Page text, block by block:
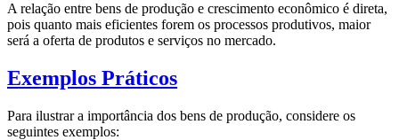
A relação entre bens de produção e crescimento econômico é direta,
pois quanto mais eficientes forem os processos produtivos, maior
será a oferta de produtos e serviços no mercado.
Exemplos Práticos
Para ilustrar a importância dos bens de produção, considere os
seguintes exemplos: